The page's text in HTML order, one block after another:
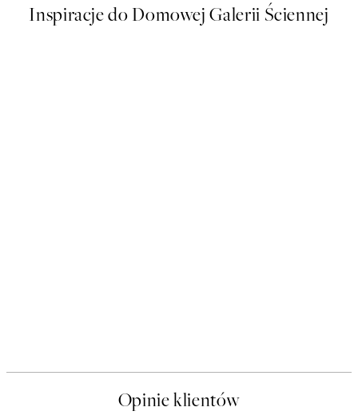
Inspiracje do Domowej Galerii Ściennej
Opinie klientów